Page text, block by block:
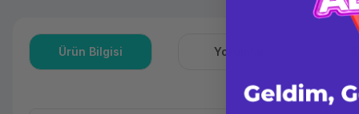
Ürün Bilgisi Yorumlar